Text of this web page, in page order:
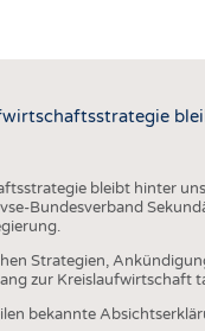
TEXTILIEN
UND HEIMTEXTILIEN
bleibt hinter
Bundesverband
Strategien,
zur Kreislaufwirtschaft
bekannte